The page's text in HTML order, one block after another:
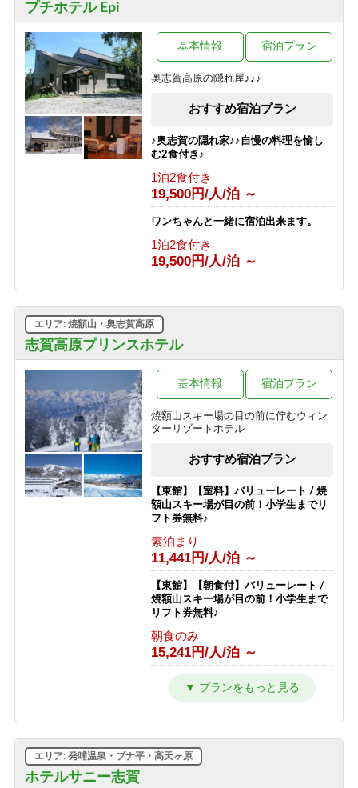
10,700円/人/泊 ～
【夜は観光を楽しみたい方向け】1泊
朝食付プラン
8,200円/人/泊 ～
【1泊2食付き】大自然の中のサウナを
満喫♪幸の湯のテントサウナ90分＆オ
1泊2食付き
13,700円/人/泊 ～
お得な連泊プラン（1泊2食付き）
1泊2食付き
10,530円/人/泊 ～
【グリーンシーズン限定】3泊以上の
お得な連泊プラン（食事なし）
素泊まり
6,030円/人/泊 ～
【スポーツ選手を応援する宿 幸の湯】
志賀高原100（志賀高原マウンテント
レイル）参加者応援プラン
8,500円/人/泊 ～
プチホテル Epi
奥志賀高原の隠れ屋♪♪♪
基本情報 宿泊プラン
おすすめ宿泊プラン
♪奥志賀の隠れ家♪♪自慢の料理を愉し
む2食付き♪
1泊2食付き
19,500円/人/泊 ～
ワンちゃんと一緒に宿泊出来ます。
1泊2食付き
19,500円/人/泊 ～
志賀高原プリンスホテル
エリア: 焼額山・奥志賀高原
焼額山スキー場の目の前に佇むウィン
ターリゾートホテル
基本情報 宿泊プラン
おすすめ宿泊プラン
【東館】【室料】バリューレート / 焼
額山スキー場が目の前！小学生までリ
フト券無料♪
素泊まり
11,441円/人/泊 ～
【東館】【朝食付】バリューレート /
焼額山スキー場が目の前！小学生まで
リフト券無料♪
朝食のみ
15,241円/人/泊 ～
【東館】【夕朝食付】バリューレート/
焼額山スキー場が目の前！小学生まで
24,941円/人/泊 ～
ホテルサニー志賀
エリア: 発哺温泉・ブナ平・高天ヶ原